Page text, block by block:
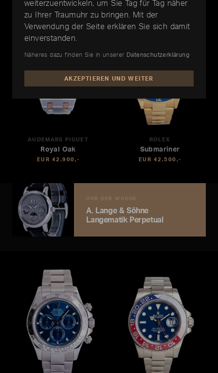
AUDEMARS PIGUET
Royal Oak
EUR 42.900,-
ROLEX
Submariner
EUR 42.500,-
UHR DER WOCHE
A. Lange & Söhne
Langematik Perpetual
weiterzuentwickeln, um Sie Tag für Tag näher
zu Ihrer Traumuhr zu bringen. Mit der
Verwendung der Seite erklären Sie sich damit
einverstanden.
Näheres dazu finden Sie in unserer Datenschutzerklärung
AKZEPTIEREN UND WEITER